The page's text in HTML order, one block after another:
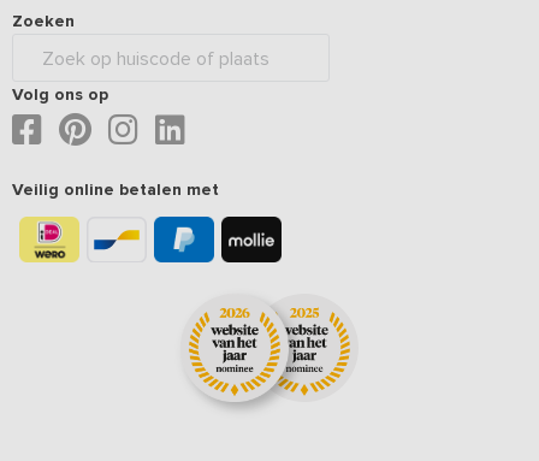
Zoeken
Volg ons op
Veilig online betalen met